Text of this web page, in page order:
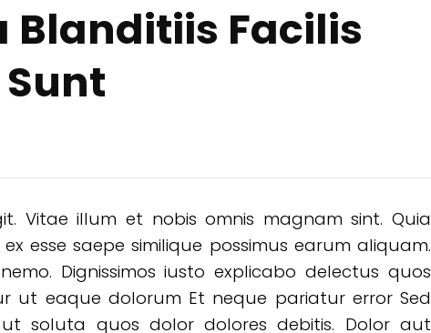
Blanditiis Facilis
Vitae illum et nobis omnis magnam sint. Quia
esse saepe similique possimus earum aliquam.
Dignissimos iusto explicabo delectus quos
ut eaque dolorum Et neque pariatur error Sed
soluta quos dolor dolores debitis. Dolor aut